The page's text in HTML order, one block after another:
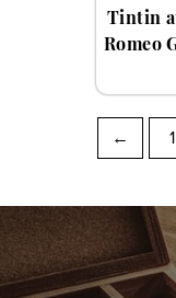
Tintin
Romeo
← 1